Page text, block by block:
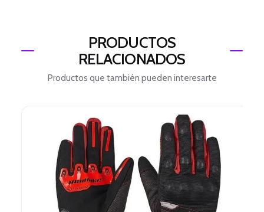
PRODUCTOS
RELACIONADOS
Productos que también pueden interesarte